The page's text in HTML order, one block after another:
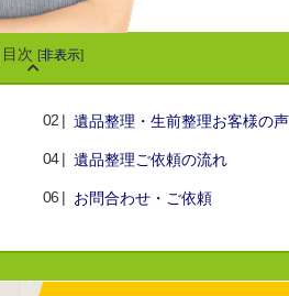
目次 [非表示]
遺品整理・生前整理お客様の声
遺品整理ご依頼の流れ
お問合わせ・ご依頼